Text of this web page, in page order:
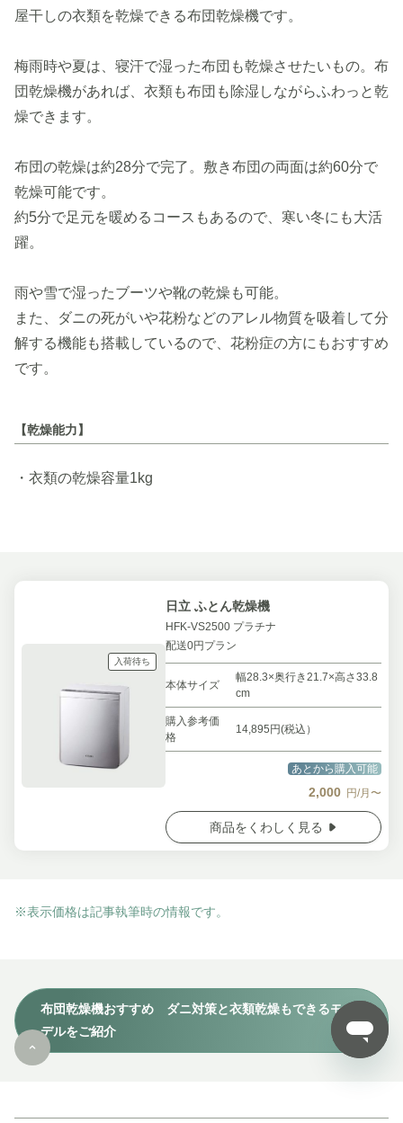
屋干しの衣類を乾燥できる布団乾燥機です。
梅雨時や夏は、寝汗で湿った布団も乾燥させたいもの。布
団乾燥機があれば、衣類も布団も除湿しながらふわっと乾
燥できます。
布団の乾燥は約28分で完了。敷き布団の両面は約60分で
乾燥可能です。
約5分で足元を暖めるコースもあるので、寒い冬にも大活
躍。
雨や雪で湿ったブーツや靴の乾燥も可能。
また、ダニの死がいや花粉などのアレル物質を吸着して分
解する機能も搭載しているので、花粉症の方にもおすすめ
です。
【乾燥能力】
・衣類の乾燥容量1kg
入荷待ち
日立 ふとん乾燥機
HFK-VS2500 プラチナ
配送0円プラン
本体サイズ
幅28.3×奥行き21.7×高さ33.8
cm
購入参考価
格
14,895円(税込）
あとから購入可能
2,000 円/月〜
商品をくわしく見る
※表示価格は記事執筆時の情報です。
布団乾燥機おすすめ ダニ対策と衣類乾燥もできるモ
デルをご紹介